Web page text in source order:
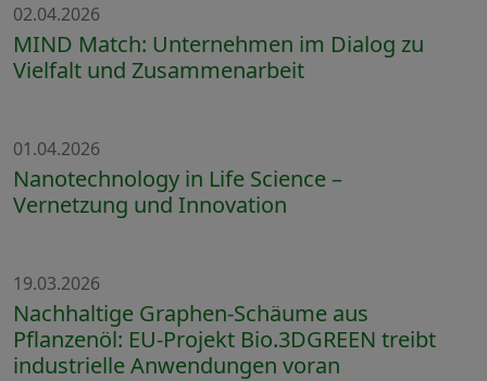
02.04.2026
MIND Match: Unternehmen im Dialog zu
Vielfalt und Zusammenarbeit
01.04.2026
Nanotechnology in Life Science –
Vernetzung und Innovation
19.03.2026
Nachhaltige Graphen-Schäume aus
Pflanzenöl: EU-Projekt Bio.3DGREEN treibt
industrielle Anwendungen voran